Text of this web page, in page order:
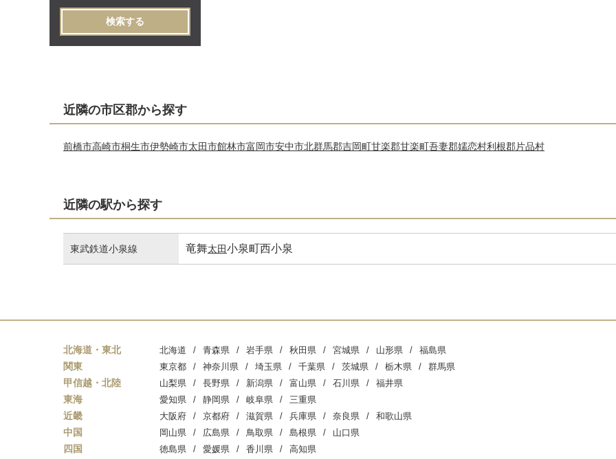
検索する
近隣の市区郡から探す
前橋市高崎市桐生市伊勢崎市太田市館林市富岡市安中市北群馬郡吉岡町甘楽郡甘楽町吾妻郡嬬恋村利根郡片品村
近隣の駅から探す
東武鉄道小泉線 竜舞太田小泉町西小泉
北海道・東北 北海道 青森県 岩手県 秋田県 宮城県 山形県 福島県
関東 東京都 神奈川県 埼玉県 千葉県 茨城県 栃木県 群馬県
甲信越・北陸 山梨県 長野県 新潟県 富山県 石川県 福井県
東海 愛知県 静岡県 岐阜県 三重県
近畿 大阪府 京都府 滋賀県 兵庫県 奈良県 和歌山県
中国 岡山県 広島県 鳥取県 島根県 山口県
四国 徳島県 愛媛県 香川県 高知県